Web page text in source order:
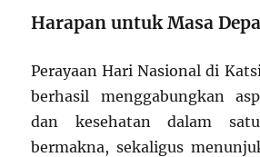
Harapan untuk Masa
Perayaan Hari Nasional di
berhasil menggabungkan
dan kesehatan dalam
bermakna, sekaligus